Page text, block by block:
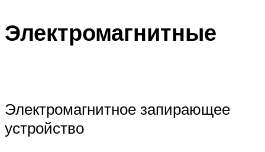
Электромагнитные
Электромагнитное запирающее
устройство